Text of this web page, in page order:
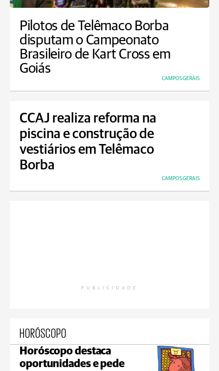
Pilotos de Telêmaco Borba
disputam o Campeonato
Brasileiro de Kart Cross em
Goiás
CAMPOS GERAIS
CCAJ realiza reforma na
piscina e construção de
vestiários em Telêmaco
Borba
CAMPOS GERAIS
PUBLICIDADE
HORÓSCOPO
Horóscopo destaca
oportunidades e pede